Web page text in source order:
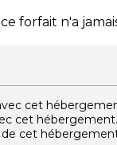
forfait n'a
cet
cet hébergement.
de cet